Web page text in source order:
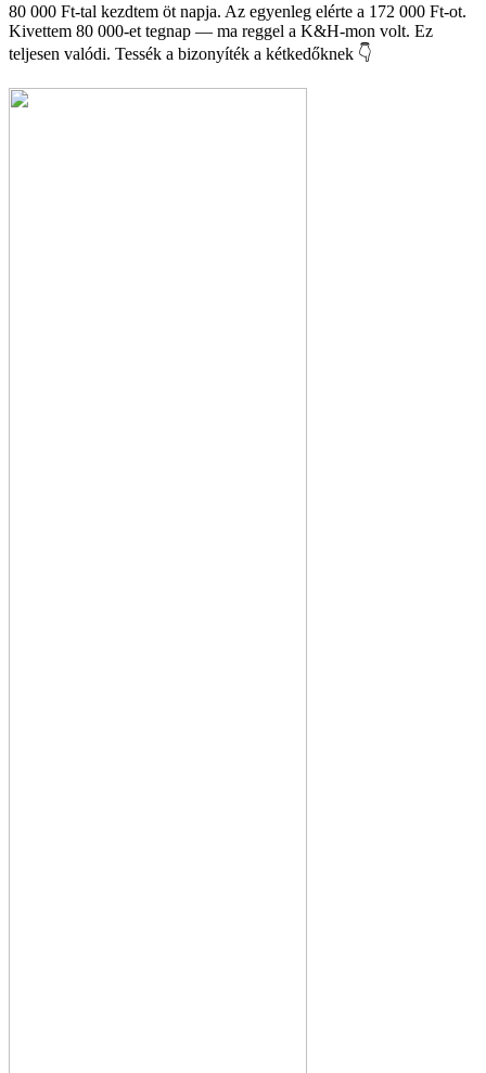
80 000 Ft-tal kezdtem öt napja. Az egyenleg elérte a 172 000 Ft-ot.
Kivettem 80 000-et tegnap — ma reggel a K&H-mon volt. Ez
teljesen valódi. Tessék a bizonyíték a kétkedőknek 👇